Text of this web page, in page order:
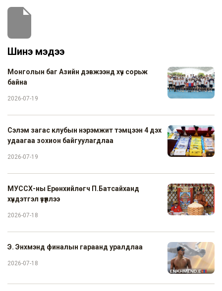
Шинэ мэдээ
Монголын баг Азийн дэвжээнд хүч сорьж
байна
2026-07-19
Сэлэм загас клубын нэрэмжит тэмцээн 4 дэх
удаагаа зохион байгуулагдлаа
2026-07-19
МУССХ-ны Ерөнхийлөгч П.Батсайханд
хүндэтгэл үзүүллээ
2026-07-18
Э. Энхмэнд финалын гараанд уралдлаа
2026-07-18